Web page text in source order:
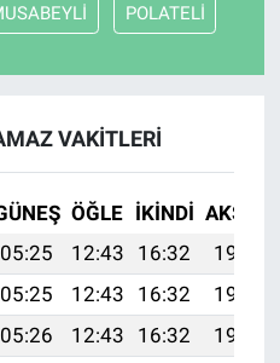
POLATELİ
VAKITLERI
ÖĞLE İKINDI AKŞAM
05:25 12:43 16:32
19:52
05:25 12:43 16:32
19:51
05:26 12:43 16:32
19:50